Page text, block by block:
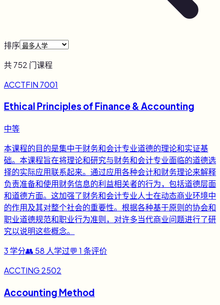
排序
共752 门课程
ACCTFIN 7001
Ethical Principles of Finance & Accounting
中等
本课程的目的是集中于财务和会计专业道德的理论和实证基
础。本课程旨在将理论和研究与财务和会计专业面临的道德选
择的实际应用联系起来。通过应用各种会计和财务理论来解释
负责准备和使用财务信息的利益相关者的行为，包括道德层面
和道德方面。这加强了财务和会计专业人士在动态商业环境中
的作用及其对整个社会的重要性。根据各种基于原则的协会和
职业道德规范和职业行为准则，对许多当代商业问题进行了研
究以说明这些概念。
3 学分👥 58 人学过💬 1 条评价
ACCTING 2502
Accounting Method